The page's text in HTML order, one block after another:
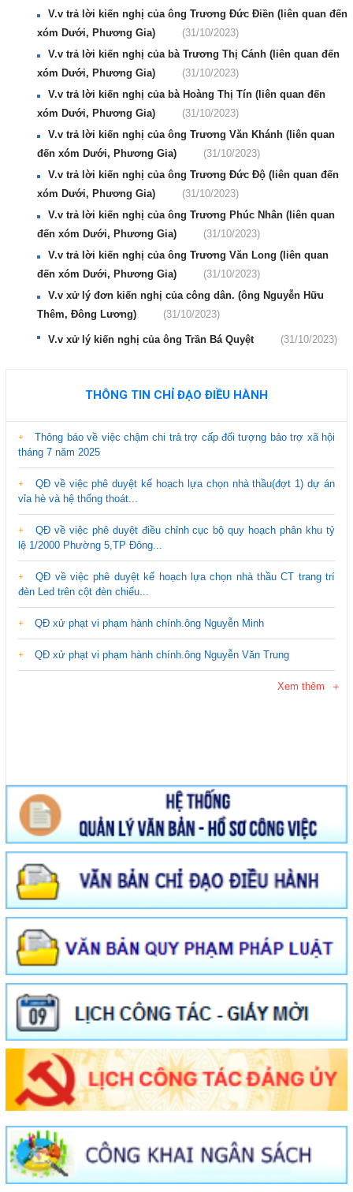
V.v trả lời kiến nghị của ông Trương Đức Điền (liên quan đến
xóm Dưới, Phương Gia)
(31/10/2023)
V.v trả lời kiến nghị của bà Trương Thị Cánh (liên quan đến
xóm Dưới, Phương Gia)
(31/10/2023)
V.v trả lời kiến nghị của bà Hoàng Thị Tín (liên quan đến
xóm Dưới, Phương Gia)
(31/10/2023)
V.v trả lời kiến nghị của ông Trương Văn Khánh (liên quan
đến xóm Dưới, Phương Gia)
(31/10/2023)
V.v trả lời kiến nghị của ông Trương Đức Độ (liên quan đến
xóm Dưới, Phương Gia)
(31/10/2023)
V.v trả lời kiến nghị của ông Trương Phúc Nhân (liên quan
đến xóm Dưới, Phương Gia)
(31/10/2023)
V.v trả lời kiến nghị của ông Trương Văn Long (liên quan
đến xóm Dưới, Phương Gia)
(31/10/2023)
V.v xử lý đơn kiến nghị của công dân. (ông Nguyễn Hữu
Thêm, Đông Lương)
(31/10/2023)
V.v xử lý kiến nghị của ông Trần Bá Quyệt (31/10/2023)
THÔNG TIN CHỈ ĐẠO ĐIỀU HÀNH
Thông báo về việc chậm chi trả trợ cấp đối tượng bảo trợ xã hội
tháng 7 năm 2025
QĐ về việc phê duyệt kế hoạch lựa chọn nhà thầu(đợt 1) dự án
vỉa hè và hệ thống thoát...
QĐ về việc phê duyệt điều chỉnh cục bộ quy hoạch phân khu tỷ
lệ 1/2000 Phường 5,TP Đông...
QĐ về việc phê duyệt kế hoạch lựa chọn nhà thầu CT trang trí
đèn Led trên cột đèn chiếu...
QĐ xử phạt vi phạm hành chính.ông Nguyễn Minh
QĐ xử phạt vi phạm hành chính.ông Nguyễn Văn Trung
Xem thêm